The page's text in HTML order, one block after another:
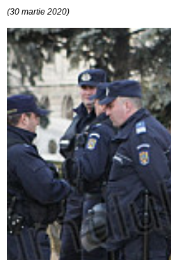
(30 martie 2020)